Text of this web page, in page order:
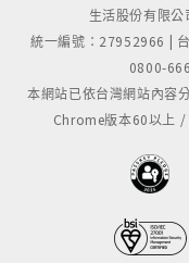
生活股份有限
統一編號：27952966 |
0800-
本網站已依台灣網站內容
Chrome版本60以上